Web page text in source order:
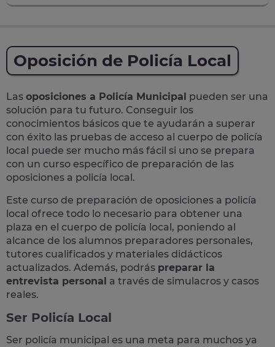
Oposición de Policía Local
Las oposiciones a Policía Municipal pueden ser una
solución para tu futuro. Conseguir los
conocimientos básicos que te ayudarán a superar
con éxito las pruebas de acceso al cuerpo de policía
local puede ser mucho más fácil si uno se prepara
con un curso específico de preparación de las
oposiciones a policía local.
Este curso de preparación de oposiciones a policía
local ofrece todo lo necesario para obtener una
plaza en el cuerpo de policía local, poniendo al
alcance de los alumnos preparadores personales,
tutores cualificados y materiales didácticos
actualizados. Además, podrás preparar la
entrevista personal a través de simulacros y casos
reales.
Ser Policía Local
Ser policía municipal es una meta para muchos ya